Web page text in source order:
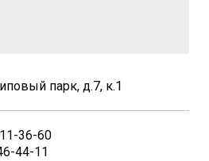
парк, д.7, к.1
36-60
44-11